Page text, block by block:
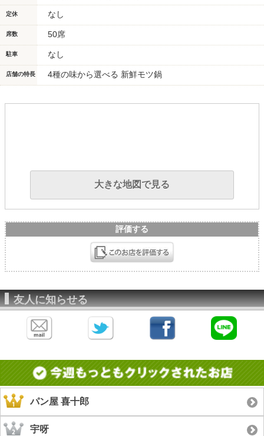
定休 なし
席数 50席
駐車 なし
店舗の特長 4種の味から選べる 新鮮モツ鍋
大きな地図で見る
評価する
友人に知らせる
パン屋 喜十郎
宇呀